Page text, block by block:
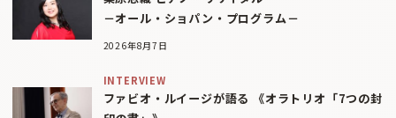
－オール・ショパン・プログラム－
2026年8月7日
INTERVIEW
ファビオ・ルイージが語る 《オラトリオ「7つの封